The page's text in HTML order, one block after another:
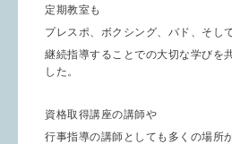
定期教室も
プレスポ、ボクシング、バド、そし
継続指導することでの大切な学びを
した。
資格取得講座の講師や
行事指導の講師としても多くの場所